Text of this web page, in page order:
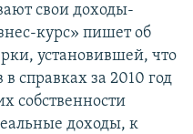
свои доходы-
курс» пишет об
установившей, что
справках за 2010 год
собственности
доходы, к